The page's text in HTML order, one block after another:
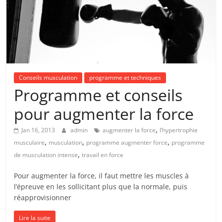
Conseils musculation programme et techniques
Programme et conseils
pour augmenter la force
Jan 16, 2013 admin augmenter la force, l’hypertrophie
musculaire, musculation, programme augmenter force, programme
de musculation intense,travail en force
Pour augmenter la force, il faut mettre les muscles à
l’épreuve en les sollicitant plus que la normale, puis
réapprovisionner
Lire la suite